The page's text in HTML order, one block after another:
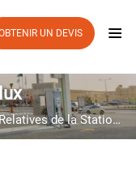
UN DEVIS
de la Station-Service